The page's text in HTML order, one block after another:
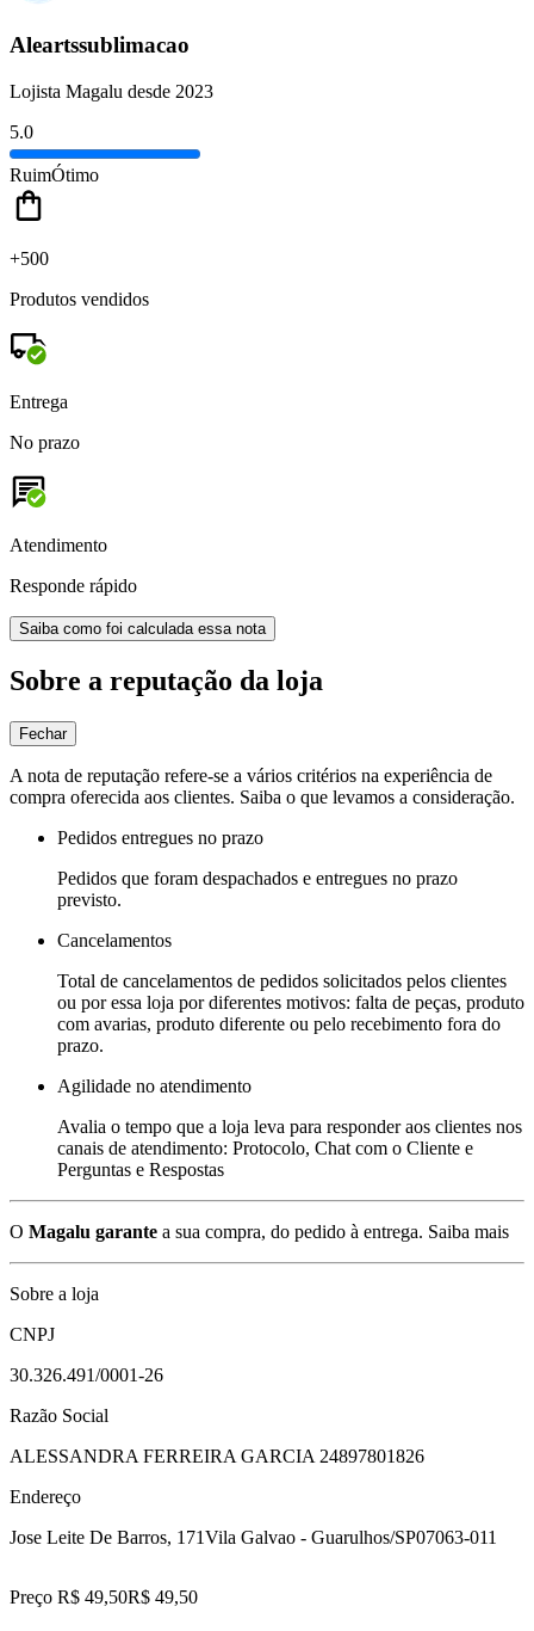
Aleartssublimacao
Lojista Magalu desde 2023
5.0
RuimÓtimo
+500
Produtos vendidos
Entrega
No prazo
Atendimento
Responde rápido
Saiba como foi calculada essa nota
Sobre a reputação da loja
Fechar
A nota de reputação refere-se a vários critérios na experiência de
compra oferecida aos clientes. Saiba o que levamos a consideração.
Pedidos entregues no prazo
Pedidos que foram despachados e entregues no prazo
previsto.
Cancelamentos
Total de cancelamentos de pedidos solicitados pelos clientes
ou por essa loja por diferentes motivos: falta de peças, produto
com avarias, produto diferente ou pelo recebimento fora do
prazo.
Agilidade no atendimento
Avalia o tempo que a loja leva para responder aos clientes nos
canais de atendimento: Protocolo, Chat com o Cliente e
Perguntas e Respostas
O Magalu garante a sua compra, do pedido à entrega. Saiba mais
Sobre a loja
CNPJ
30.326.491/0001-26
Razão Social
ALESSANDRA FERREIRA GARCIA 24897801826
Endereço
Jose Leite De Barros, 171Vila Galvao - Guarulhos/SP07063-011
Preço R$ 49,50R$ 49,50